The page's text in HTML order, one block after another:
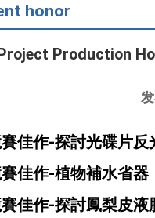
honor
Production
佳作-探討光碟片
佳作-植物補水省器
佳作-探討鳳梨皮